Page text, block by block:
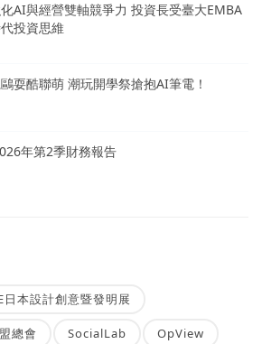
AI與經營雙軸競爭力 投資長受臺大EMBA
投資思維
耍酷聯萌 潮玩開學祭搶抱AI筆電！
年第2季財務報告
日本設計創意暨發明展
總會 SocialLab OpView